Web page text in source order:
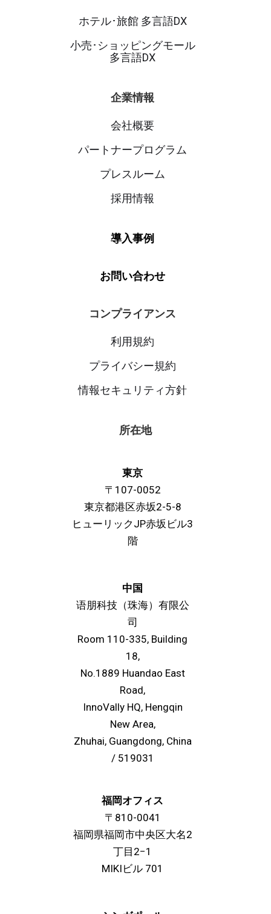
ホテル･旅館 多言語DX
小売･ショッピングモール
多言語DX
企業情報
会社概要
パートナープログラム
プレスルーム
採用情報
導入事例
お問い合わせ
コンプライアンス
利用規約
プライバシー規約
情報セキュリティ方針
所在地
東京
〒107-0052
東京都港区赤坂2-5-8
ヒューリックJP赤坂ビル3
階
中国
语朋科技（珠海）有限公
司
Room 110-335, Building
18,
No.1889 Huandao East
Road,
InnoVally HQ, Hengqin
New Area,
Zhuhai, Guangdong, China
/ 519031
福岡オフィス
〒810-0041
福岡県福岡市中央区大名2
丁目2−1
MIKIビル 701